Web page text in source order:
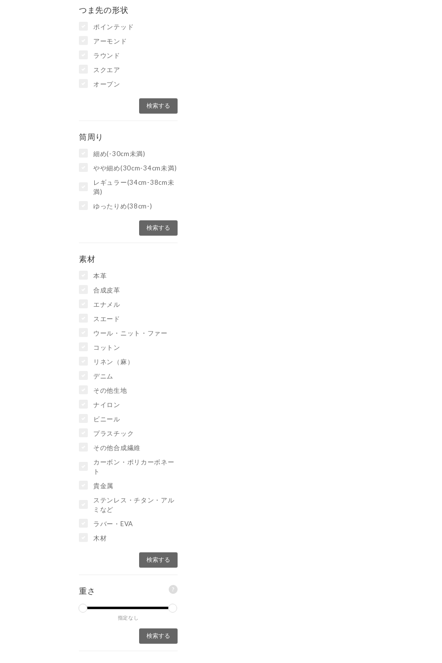
つま先の形状
ポインテッド
アーモンド
ラウンド
スクエア
オープン
筒周り
細め(-30cm未満)
やや細め(30cm-34cm未満)
レギュラー(34cm-38cm未
満)
ゆったりめ(38cm-)
素材
本革
合成皮革
エナメル
スエード
ウール・ニット・ファー
コットン
リネン（麻）
デニム
その他生地
ナイロン
ビニール
プラスチック
その他合成繊維
カーボン・ポリカーボネー
ト
貴金属
ステンレス・チタン・アル
ミなど
ラバー・EVA
木材
重さ ?
指定なし